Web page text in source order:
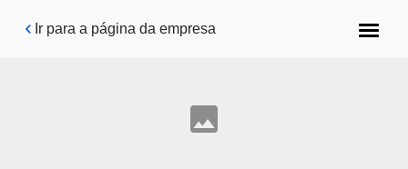
Pular para o conteúdo principal
Ir para a página da empresa